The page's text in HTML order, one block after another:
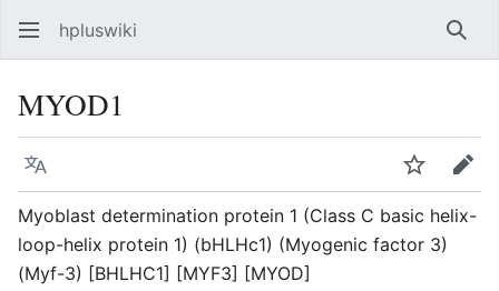
hpluswiki
MYOD1
Язык Следить
Myoblast determination protein 1 (Class C basic helix-
loop-helix protein 1) (bHLHc1) (Myogenic factor 3)
(Myf-3) [BHLHC1] [MYF3] [MYOD]